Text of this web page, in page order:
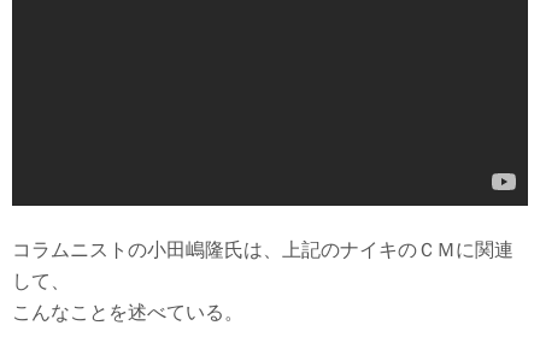
コラムニストの小田嶋隆氏は、上記のナイキのＣＭに関連
して、
こんなことを述べている。